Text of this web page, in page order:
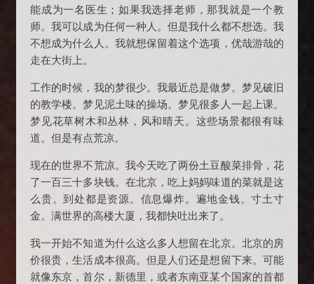
能成为一名医生；如果我选择老师，那我就是一个教
师。我可以成为任何一种人。但是我什么都不想选。我
不想成为什么人。我就想保留着这个选项，优哉游哉的
走在大街上。
工作的时候，我的梦很少。我最近总是做梦。梦见破旧
的教学楼。梦见泥土味的操场。梦见很多人一起上课。
梦见花草树木和丛林，风和晴天。这些场景都很有味
道。但是有点荒凉。
现在的世界不荒凉。我今天吃了两份土豆酸菜排骨，花
了一百三十多块钱。在北京，吃上妈妈味道的菜就是这
么贵。到处都是资源。信息爆炸。遍地金钱。寸土寸
金。满世界的高楼大厦，我都快吐出来了。
我一开始不知道为什么这么多人想留在北京。北京的房
价很贵，生活成本很高。但是人们还是想留下来。可能
就像东京，首尔，新德里，或者东南亚某个国家的首都